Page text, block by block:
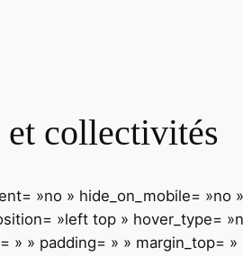
et collectivités
»no » hide_on_mobile= »no
»left top » hover_type=
» » padding= » » margin_top=